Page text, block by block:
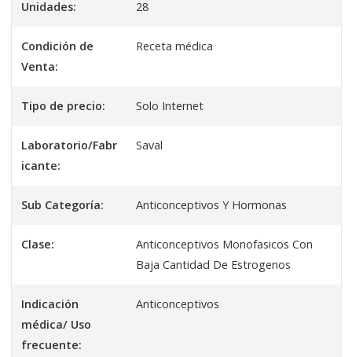
Unidades: 28
Condición de
Venta:
Receta médica
Tipo de precio: Solo Internet
Laboratorio/Fabr
icante:
Saval
Sub Categoría: Anticonceptivos Y Hormonas
Clase:
Anticonceptivos Monofasicos Con
Baja Cantidad De Estrogenos
Indicación
médica/ Uso
frecuente:
Anticonceptivos